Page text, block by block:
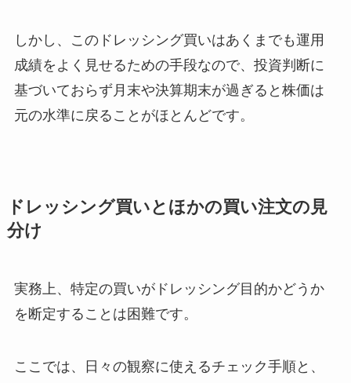
しかし、このドレッシング買いはあくまでも運用
成績をよく見せるための手段なので、投資判断に
基づいておらず月末や決算期末が過ぎると株価は
元の水準に戻ることがほとんどです。
ドレッシング買いとほかの買い注文の見
分け
実務上、特定の買いがドレッシング目的かどうか
を断定することは困難です。
ここでは、日々の観察に使えるチェック手順と、